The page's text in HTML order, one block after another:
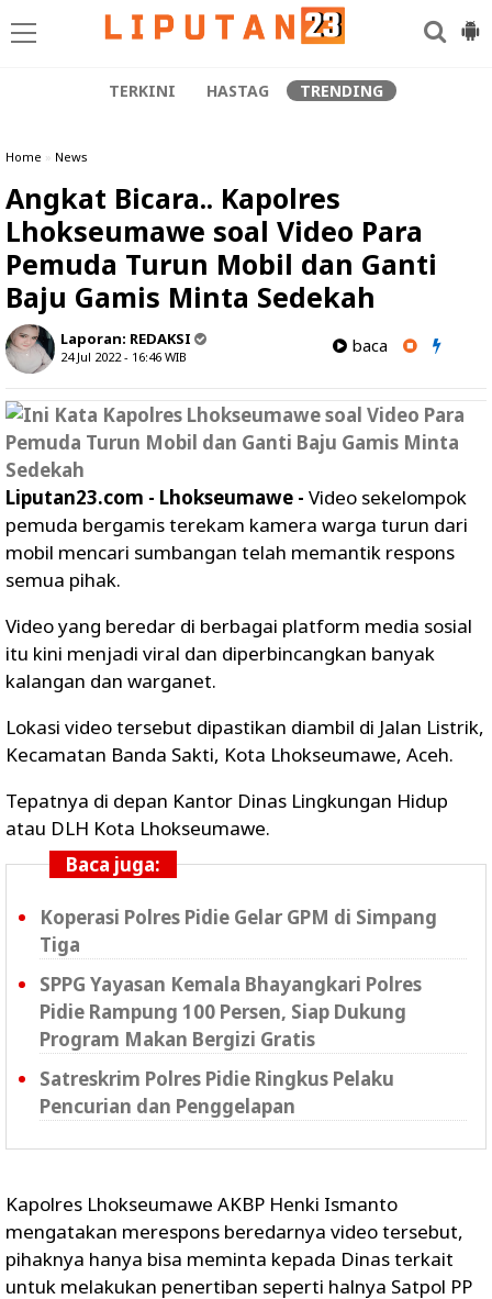
TERKINI HASTAG TRENDING
Home » News
Angkat Bicara.. Kapolres
Lhokseumawe soal Video Para
Pemuda Turun Mobil dan Ganti
Baju Gamis Minta Sedekah
Laporan: REDAKSI
24 Jul 2022 - 16:46 WIB
baca
Liputan23.com - Lhokseumawe - Video sekelompok
pemuda bergamis terekam kamera warga turun dari
mobil mencari sumbangan telah memantik respons
semua pihak.
Video yang beredar di berbagai platform media sosial
itu kini menjadi viral dan diperbincangkan banyak
kalangan dan warganet.
Lokasi video tersebut dipastikan diambil di Jalan Listrik,
Kecamatan Banda Sakti, Kota Lhokseumawe, Aceh.
Tepatnya di depan Kantor Dinas Lingkungan Hidup
atau DLH Kota Lhokseumawe.
Baca juga:
Koperasi Polres Pidie Gelar GPM di Simpang
Tiga
SPPG Yayasan Kemala Bhayangkari Polres
Pidie Rampung 100 Persen, Siap Dukung
Program Makan Bergizi Gratis
Satreskrim Polres Pidie Ringkus Pelaku
Pencurian dan Penggelapan
Kapolres Lhokseumawe AKBP Henki Ismanto
mengatakan merespons beredarnya video tersebut,
pihaknya hanya bisa meminta kepada Dinas terkait
untuk melakukan penertiban seperti halnya Satpol PP